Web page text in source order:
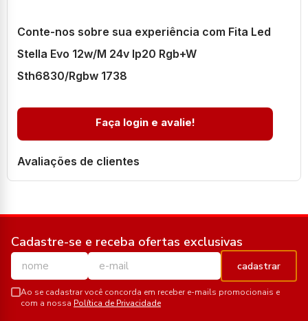
Conte-nos sobre sua experiência com Fita Led
Stella Evo 12w/M 24v Ip20 Rgb+W
Sth6830/Rgbw 1738
Faça login e avalie!
Avaliações de clientes
Cadastre-se e receba ofertas exclusivas
cadastrar
Ao se cadastrar você concorda em receber e-mails promocionais e
com a nossa Política de Privacidade